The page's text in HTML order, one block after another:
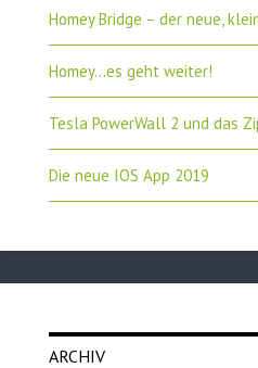
Homey Bridge – der neue,
Homey…es geht weiter!
Tesla PowerWall 2 und das
Die neue IOS App 2019
ARCHIV